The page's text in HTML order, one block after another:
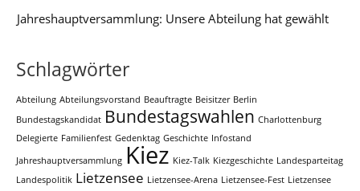
Jahreshauptversammlung: Unsere Abteilung hat gewählt
Schlagwörter
Abteilung Abteilungsvorstand Beauftragte Beisitzer Berlin
Bundestagskandidat Bundestagswahlen Charlottenburg
Delegierte Familienfest Gedenktag Geschichte Infostand
Jahreshauptversammlung Kiez Kiez-Talk Kiezgeschichte Landesparteitag
Landespolitik Lietzensee Lietzensee-Arena Lietzensee-Fest Lietzensee